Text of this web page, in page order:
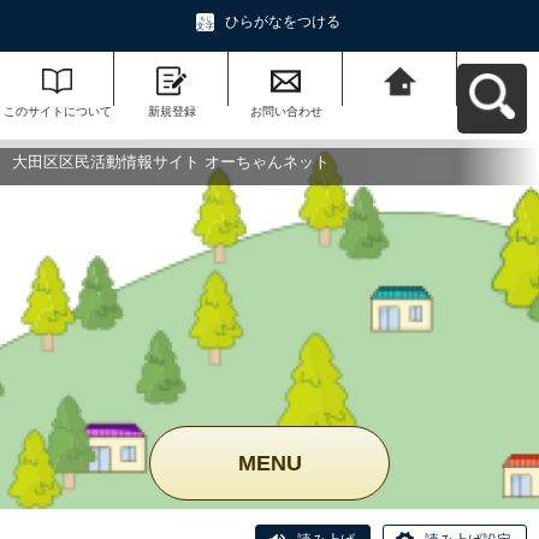
ひらがなをつける
このサイトについて 新規登録 お問い合わせ
ットへ戻る
大田区区民活動情報サイト オーちゃんネット
MENU